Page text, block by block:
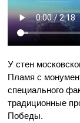
У стен
Пламя с
специального
традиционные
Победы.